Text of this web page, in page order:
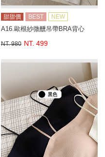
甜甜價 BEST NEW
A16.歐根紗微醺吊帶BRA背心
NT. 980 NT. 499